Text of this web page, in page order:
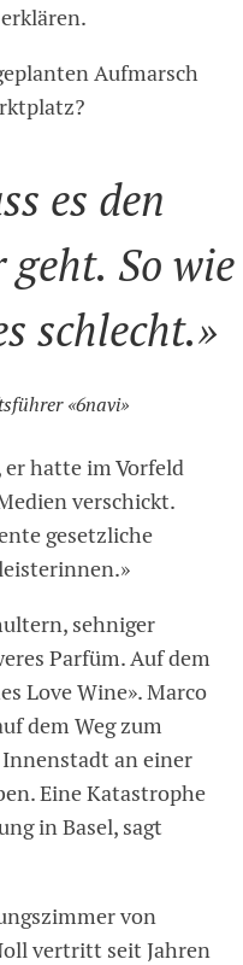
Aufmarsch
es den
geht. So wie
schlecht.»
«6navi»
hatte im Vorfeld
verschickt.
gesetzliche
sehniger
Parfüm. Auf dem
Love Wine». Marco
dem Weg zum
an einer
Eine Katastrophe
in Basel, sagt
von
vertritt seit Jahren